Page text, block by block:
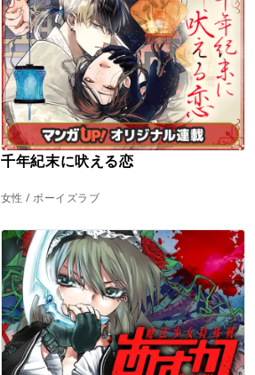
千年紀末に吠える恋
女性 / ボーイズラブ